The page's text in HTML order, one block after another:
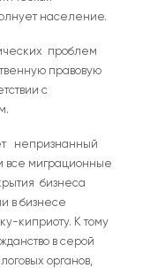
население.
проблем
правовую
с
непризнанный
все миграционные
бизнеса
в бизнесе
киприоту. К тому
в серой
органов,